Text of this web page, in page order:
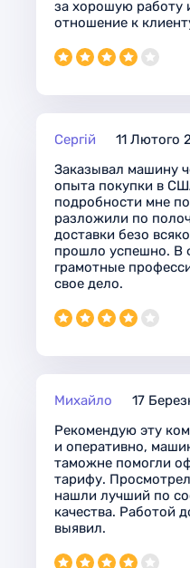
за хорошую работу
отношение к
Сергій
11 Лютого
Заказывал машину
опыта покупки в
подробности мне
разложили по
доставки безо
прошло успешно. В
грамотные
свое дело.
Михайло
17
Рекомендую эту
и оперативно,
таможне помогли
тарифу.
нашли лучший по
качества. Работой
выявил.